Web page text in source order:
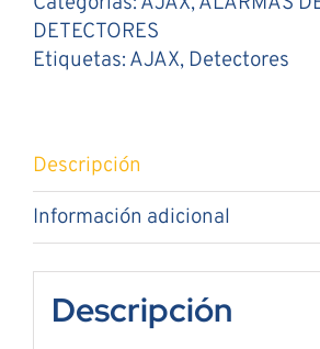
DETECTORES
Etiquetas: AJAX, Detectores
Descripción
Información adicional
Descripción